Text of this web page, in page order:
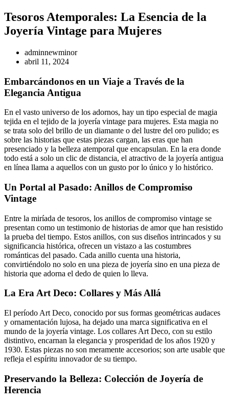
Tesoros Atemporales: La Esencia de la
Joyería Vintage para Mujeres
adminnewminor
abril 11, 2024
Embarcándonos en un Viaje a Través de la
Elegancia Antigua
En el vasto universo de los adornos, hay un tipo especial de magia
tejida en el tejido de la joyería vintage para mujeres. Esta magia no
se trata solo del brillo de un diamante o del lustre del oro pulido; es
sobre las historias que estas piezas cargan, las eras que han
presenciado y la belleza atemporal que encapsulan. En la era donde
todo está a solo un clic de distancia, el atractivo de la joyería antigua
en línea llama a aquellos con un gusto por lo único y lo histórico.
Un Portal al Pasado: Anillos de Compromiso
Vintage
Entre la miríada de tesoros, los anillos de compromiso vintage se
presentan como un testimonio de historias de amor que han resistido
la prueba del tiempo. Estos anillos, con sus diseños intrincados y su
significancia histórica, ofrecen un vistazo a las costumbres
románticas del pasado. Cada anillo cuenta una historia,
convirtiéndolo no solo en una pieza de joyería sino en una pieza de
historia que adorna el dedo de quien lo lleva.
La Era Art Deco: Collares y Más Allá
El período Art Deco, conocido por sus formas geométricas audaces
y ornamentación lujosa, ha dejado una marca significativa en el
mundo de la joyería vintage. Los collares Art Deco, con su estilo
distintivo, encarnan la elegancia y prosperidad de los años 1920 y
1930. Estas piezas no son meramente accesorios; son arte usable que
refleja el espíritu innovador de su tiempo.
Preservando la Belleza: Colección de Joyería de
Herencia